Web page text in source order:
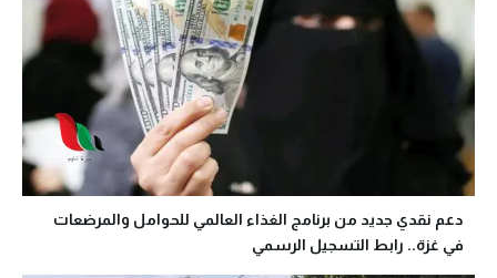
دعم نقدي جديد من برنامج الغذاء العالمي للحوامل والمرضعات
في غزة.. رابط التسجيل الرسمي